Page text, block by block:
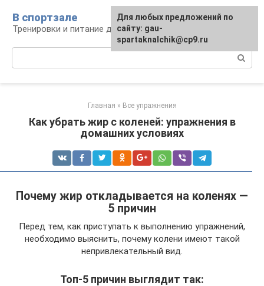
контенту
В спортзале
Тренировки и питание для здоровья
Главная » Все упражнения
Как убрать жир с коленей: упражнения в
домашних условиях
Почему жир откладывается на коленях —
5 причин
Перед тем, как приступать к выполнению упражнений,
необходимо выяснить, почему колени имеют такой
непривлекательный вид.
Топ-5 причин выглядит так:
Для любых предложений по
сайту: gau-
spartaknalchik@cp9.ru